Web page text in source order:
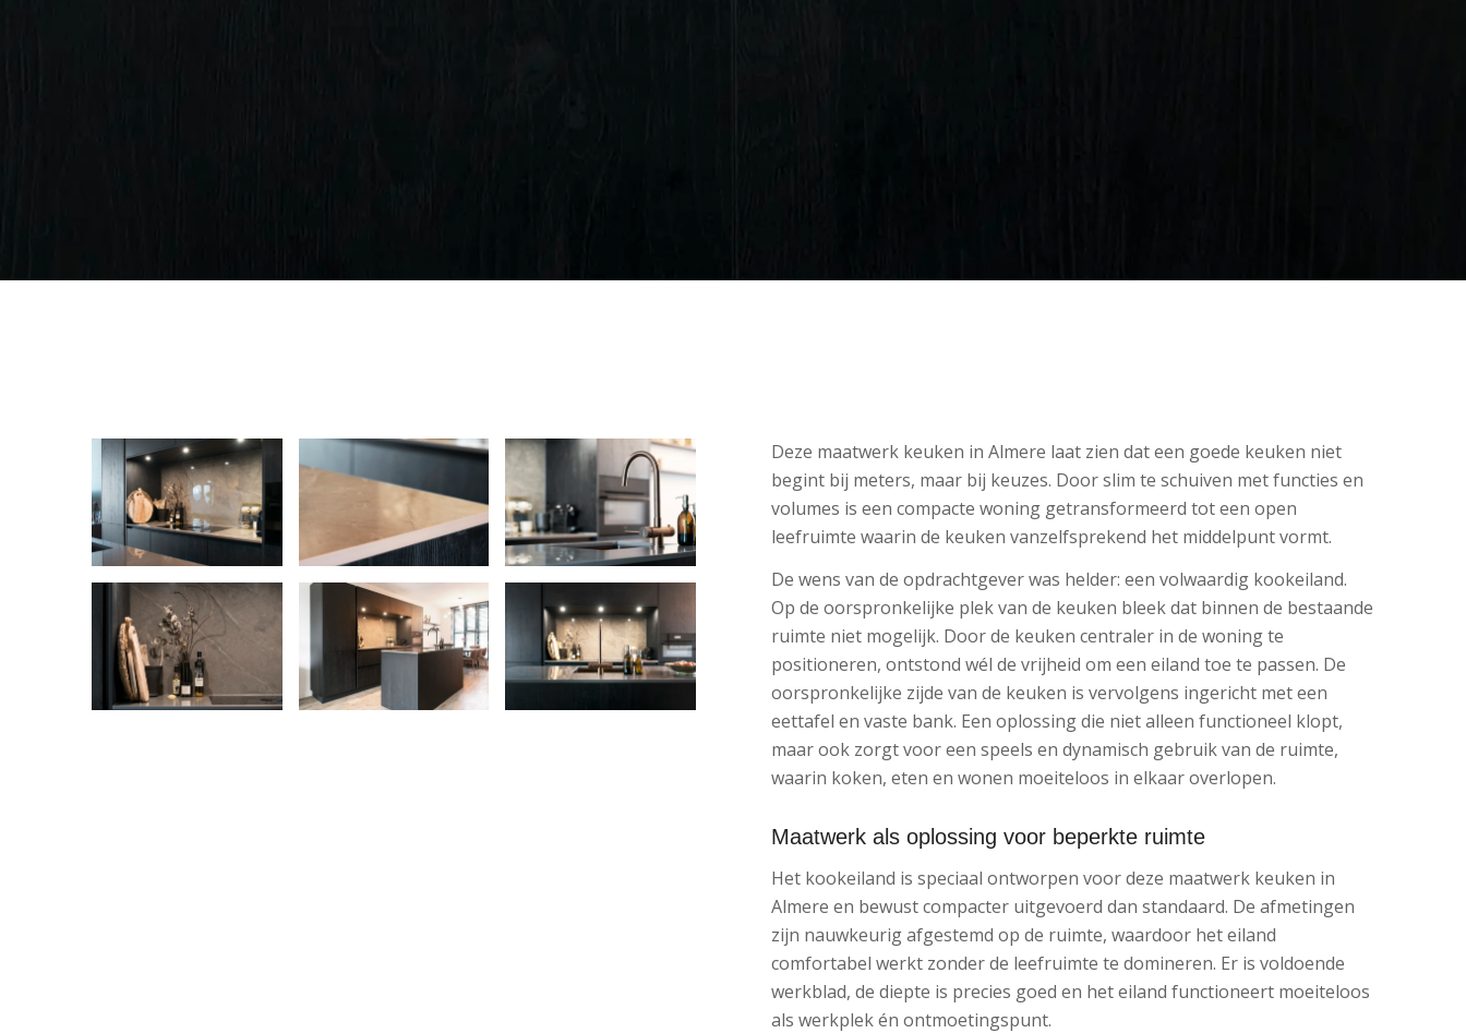
Deze maatwerk keuken inAlmere laat zien dat een goede keuken niet
begint bij meters, maar bij keuzes. Door slim te schuiven met functies en
volumes is een compacte woning getransformeerd tot een open
leefruimte waarin de keuken vanzelfsprekend het middelpunt vormt.
De wens van de opdrachtgever was helder: een volwaardig kookeiland.
Op de oorspronkelijke plek van de keuken bleek dat binnen de bestaande
ruimte niet mogelijk. Door de keuken centraler in de woning te
positioneren, ontstond wél de vrijheid om een eiland toe te passen. De
oorspronkelijke zijde van de keuken is vervolgens ingericht met een
eettafel en vaste bank. Een oplossing die niet alleen functioneel klopt,
maar ook zorgt voor een speels en dynamisch gebruik van de ruimte,
waarin koken, eten en wonen moeiteloos in elkaar overlopen.
Maatwerk als oplossing voor beperkte ruimte
Het kookeiland is speciaal ontworpen voor deze maatwerk keuken in
Almere en bewust compacter uitgevoerd dan standaard. De afmetingen
zijn nauwkeurig afgestemd op de ruimte, waardoor het eiland
comfortabel werkt zonder de leefruimte te domineren. Er is voldoende
werkblad, de diepte is precies goed en het eiland functioneert moeiteloos
als werkplek én ontmoetingspunt.